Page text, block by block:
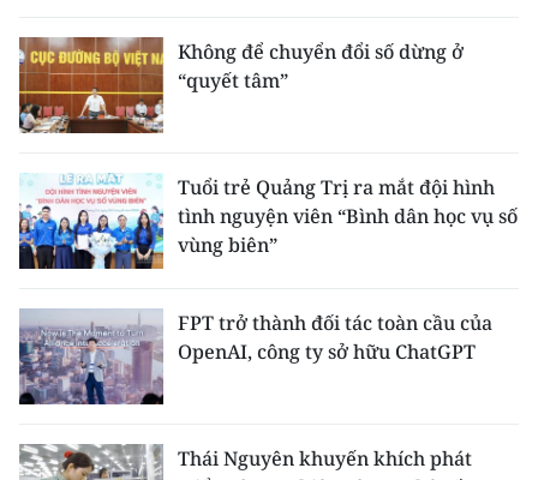
Không để chuyển đổi số dừng ở
“quyết tâm”
Tuổi trẻ Quảng Trị ra mắt đội hình
tình nguyện viên “Bình dân học vụ số
vùng biên”
FPT trở thành đối tác toàn cầu của
OpenAI, công ty sở hữu ChatGPT
Thái Nguyên khuyến khích phát